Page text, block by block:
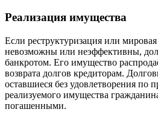
Реализация имущества
Если реструктуризация или
невозможны или неэффективны,
банкротом. Его имущество
возврата долгов кредиторам.
оставшиеся без удовлетворения по
реализуемого имущества
погашенными.